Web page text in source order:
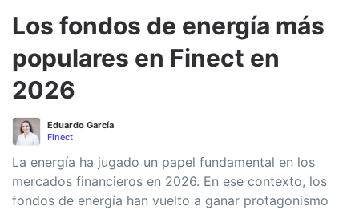
Los fondos de energía más
populares en Finect en
2026
Eduardo García
Finect
La energía ha jugado un papel fundamental en los
mercados financieros en 2026. En ese contexto, los
fondos de energía han vuelto a ganar protagonismo